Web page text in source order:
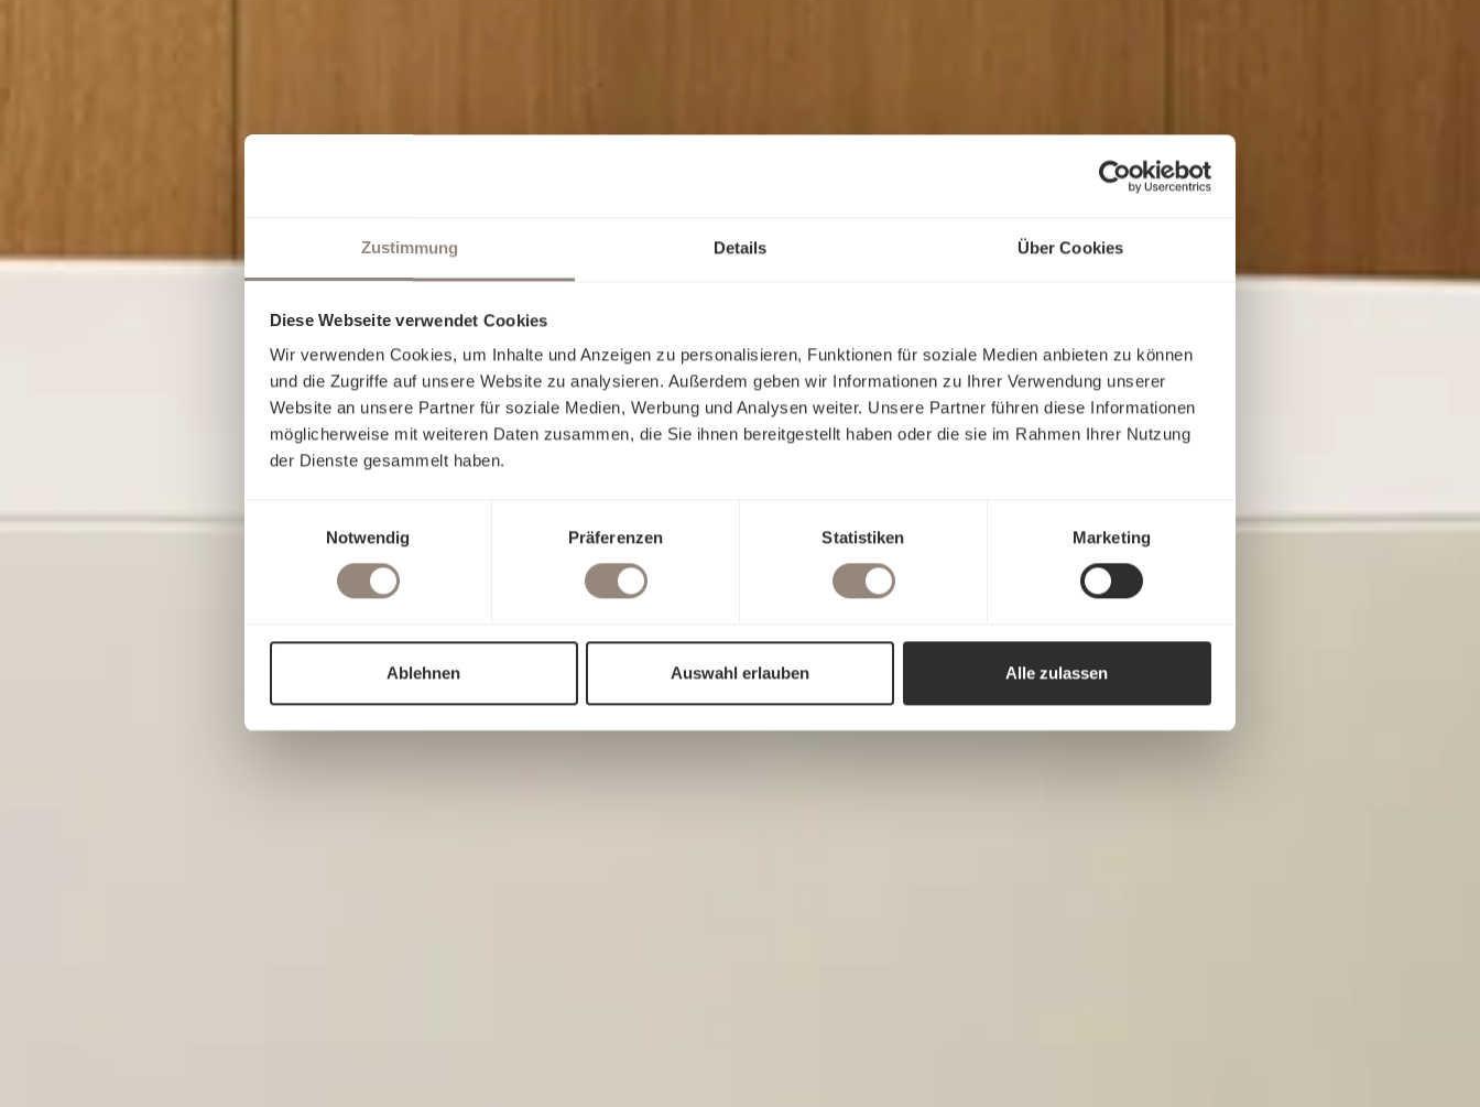
Zustimmung Details Über Cookies
Diese Webseite verwendet Cookies
Wir verwenden Cookies, um Inhalte und Anzeigen zu personalisieren, Funktionen für soziale Medien anbieten zu können
und die Zugriffe auf unsere Website zu analysieren. Außerdem geben wir Informationen zu Ihrer Verwendung unserer
Website an unsere Partner für soziale Medien, Werbung und Analysen weiter. Unsere Partner führen diese Informationen
möglicherweise mit weiteren Daten zusammen, die Sie ihnen bereitgestellt haben oder die sie im Rahmen Ihrer Nutzung
der Dienste gesammelt haben.
Notwendig
Präferenzen Statistiken Marketing
Ablehnen Auswahl erlauben Alle zulassen